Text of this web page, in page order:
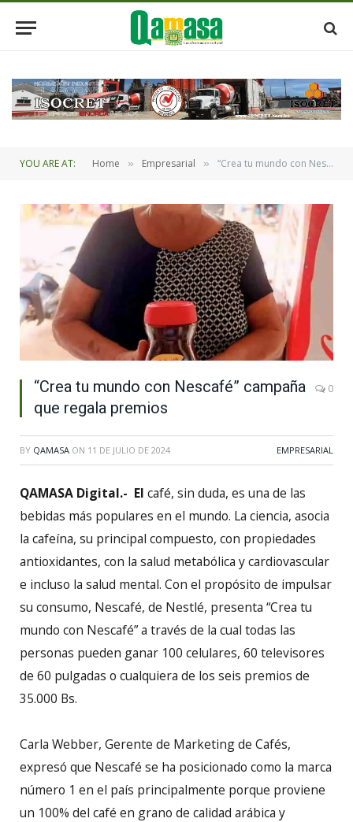
YOU ARE AT: Home » Empresarial » “Crea tu mundo con Nescafé” campaña que regala premios
“Crea tu mundo con Nescafé” campaña
que regala premios
0
BY QAMASA ON 11 DE JULIO DE 2024 EMPRESARIAL
QAMASA Digital.- El café, sin duda, es una de las
bebidas más populares en el mundo. La ciencia, asocia
la cafeína, su principal compuesto, con propiedades
antioxidantes, con la salud metabólica y cardiovascular
e incluso la salud mental. Con el propósito de impulsar
su consumo, Nescafé, de Nestlé, presenta “Crea tu
mundo con Nescafé” a través de la cual todas las
personas pueden ganar 100 celulares, 60 televisores
de 60 pulgadas o cualquiera de los seis premios de
35.000 Bs.
Carla Webber, Gerente de Marketing de Cafés,
expresó que Nescafé se ha posicionado como la marca
número 1 en el país principalmente porque proviene
un 100% del café en grano de calidad arábica y